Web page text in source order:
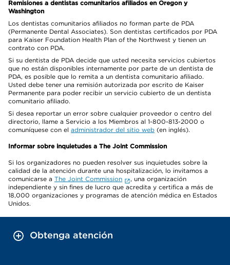
Remisiones a dentistas comunitarios afiliados en Oregon y
Washington
Los dentistas comunitarios afiliados no forman parte de PDA
(Permanente Dental Associates). Son dentistas certificados por PDA
para Kaiser Foundation Health Plan of the Northwest y tienen un
contrato con PDA.
Si su dentista de PDA decide que usted necesita servicios cubiertos
que no están disponibles internamente por parte de un dentista de
PDA, es posible que lo remita a un dentista comunitario afiliado.
Usted debe tener una remisión autorizada por escrito de Kaiser
Permanente para poder recibir un servicio cubierto de un dentista
comunitario afiliado.
Si desea reportar un error sobre cualquier proveedor o centro del
directorio, llame a Servicio a los Miembros al 1-800-813-2000 o
comuníquese con el administrador del sitio web (en inglés).
Informar sobre inquietudes a The Joint Commission
Si los organizadores no pueden resolver sus inquietudes sobre la
calidad de la atención durante una hospitalización, lo invitamos a
comunicarse a The Joint Commission
, una organización
independiente y sin fines de lucro que acredita y certifica a más de
18,000 organizaciones y programas de atención médica en Estados
Unidos.
Obtenga atención